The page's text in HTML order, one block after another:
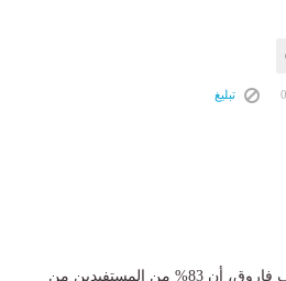
تبليغ
الدكتور شريف فاروق، أن 83% من المستفيدين من